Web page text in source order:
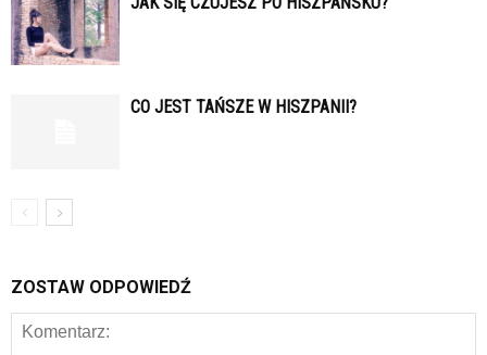
CO JEST TAŃSZE W HISZPANII?
ZOSTAW ODPOWIEDŹ